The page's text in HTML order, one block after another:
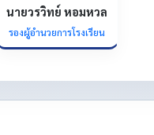
นายวรวิทย์ หอมหวล
รองผู้อำนวยการโรงเรียน